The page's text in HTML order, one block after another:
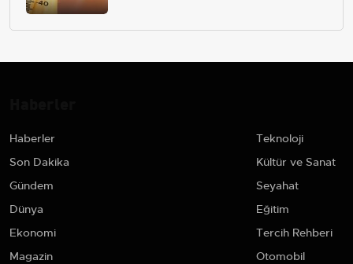
Haberler
Son Dakika
Gündem
Dünya
Ekonomi
Magazin
Teknoloji
Kültür ve Sanat
Seyahat
Eğitim
Tercih Rehberi
Otomobil